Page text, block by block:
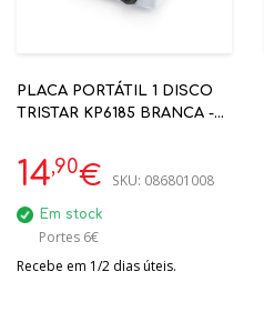
PLACA PORTÁTIL 1 DISCO
TRISTAR KP6185 BRANCA -
14,90€ SKU: 086801008
Em stock
Portes 6€
Recebe em 1/2 dias úteis.